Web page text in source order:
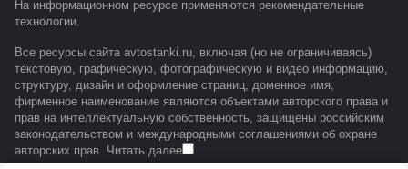
На информационном ресурсе применяются рекомендательные
технологии.
Все ресурсы сайта avtostanki.ru, включая (но не ограничиваясь)
текстовую, графическую, фотографическую и видео информацию,
структуру, дизайн и оформление страниц, доменное имя,
фирменное наименование являются объектами авторского права и
прав на интеллектуальную собственность, защищены российским
законодательством и международными соглашениями об охране
авторских прав. Читать далее